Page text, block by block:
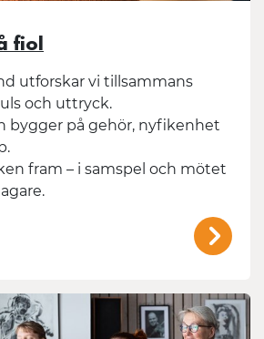
fiol
utforskar vi tillsammans
och uttryck.
bygger på gehör, nyfikenhet
fram – i samspel och mötet
/